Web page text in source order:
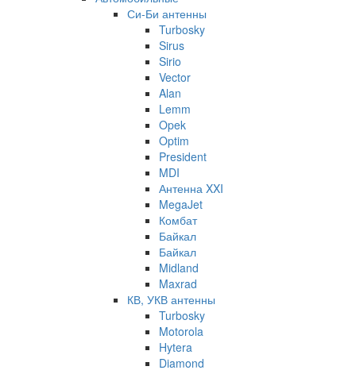
Си-Би антенны
Turbosky
Sirus
Sirio
Vector
Alan
Lemm
Opek
Optim
President
MDI
Антенна XXI
MegaJet
Комбат
Байкал
Байкал
Midland
Maxrad
КВ, УКВ антенны
Turbosky
Motorola
Hytera
Diamond